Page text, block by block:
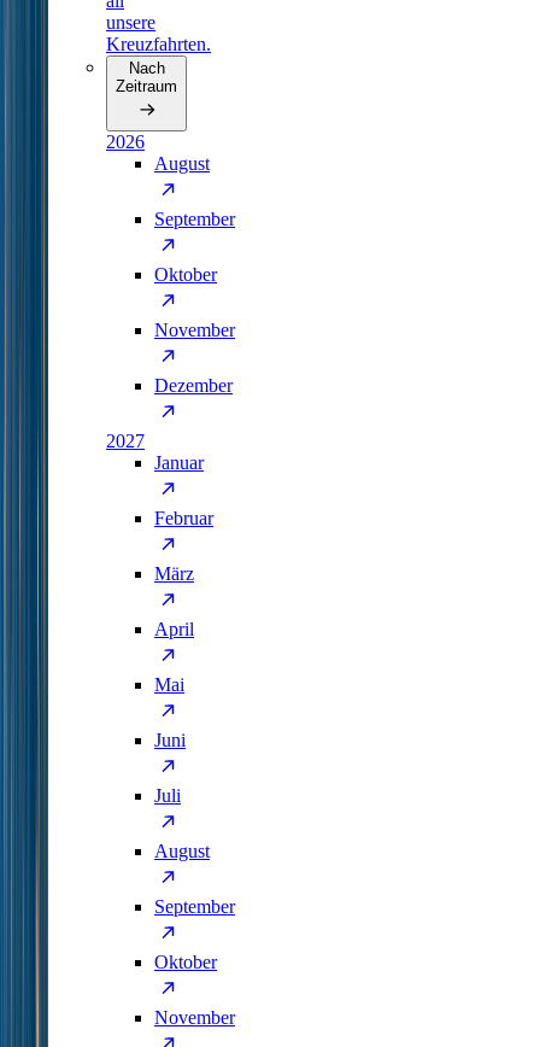
unsere
Kreuzfahrten.
Nach
Zeitraum
2026
August
September
Oktober
November
Dezember
2027
Januar
Februar
März
April
Mai
Juni
Juli
August
September
Oktober
November